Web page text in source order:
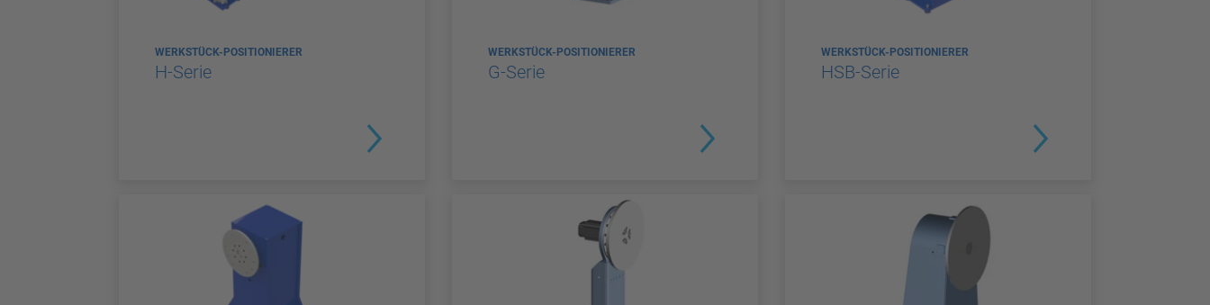
WERKSTÜCK-POSITIONIERER
H-Serie
WERKSTÜCK-POSITIONIERER
G-Serie
WERKSTÜCK-POSITIONIERER
HSB-Serie